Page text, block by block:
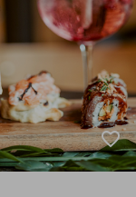
favorite_border